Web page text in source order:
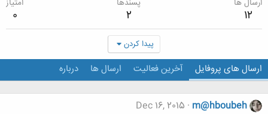
ارسال ها
12
پسندها
2
امتیاز
0
پیدا کردن
ارسال های پروفایل آخرین فعالیت ارسال ها درباره
m@hboubeh
Dec 16, 2015